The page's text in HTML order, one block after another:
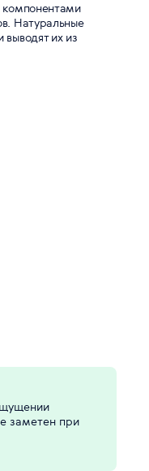
компонентами
Натуральные
их из
заметен при